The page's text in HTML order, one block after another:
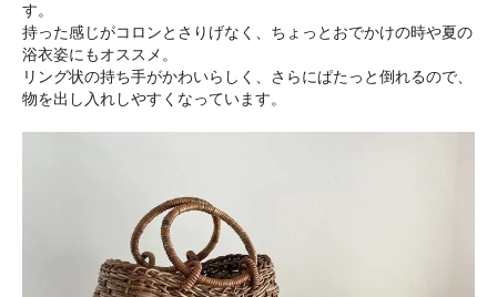
す。
持った感じがコロンとさりげなく、ちょっとおでかけの時や夏の
浴衣姿にもオススメ。
リング状の持ち手がかわいらしく、さらにぱたっと倒れるので、
物を出し入れしやすくなっています。